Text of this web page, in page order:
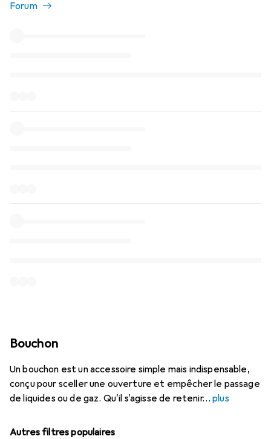
Forum
Bouchon
Un bouchon est un accessoire simple mais indispensable,
conçu pour sceller une ouverture et empêcher le passage
de liquides ou de gaz. Qu'il s'agisse de retenir
plus
Autres filtres populaires